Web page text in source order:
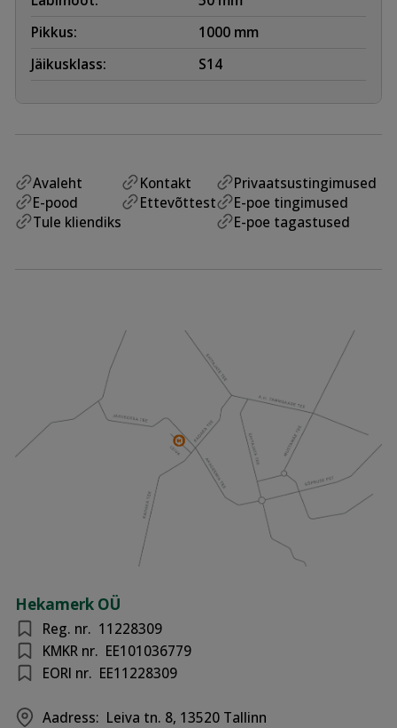
Pikkus:
1000 mm
Jäikusklass:
S14
Avaleht
E-pood
Tule kliendiks
Kontakt
Ettevõttest
Privaatsustingimused
E-poe tingimused
E-poe tagastused
Hekamerk OÜ
Reg. nr. 11228309
KMKR nr. EE101036779
EORI nr. EE11228309
Aadress: Leiva tn. 8, 13520 Tallinn